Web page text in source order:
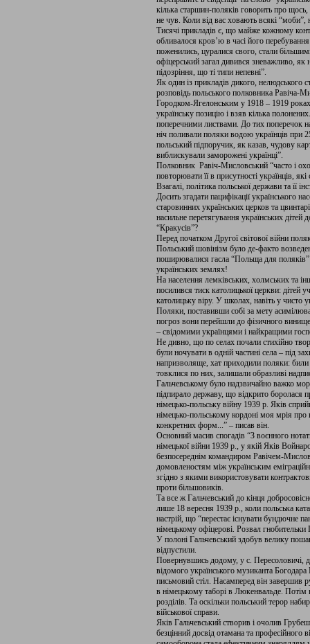
кілька старшин-поляків говорить про
не чув. Коли від вас ховають всякі “моби”,
Тисячі прикладів є, що майже кожному
обливалося кров’ю в часі його
поженились, цуралися свого, стали
офіцерський загал дивився зневажливо,
підозріння, що ті типи непевні”.
Як один із прикладів дикого, нелюдського
розповідь польського полковника Равіча-
Городком-Ягелонським у 1918 – 1919
українську позицію і взяв кілька
поперечними листвами. До тих поперечок
ніч поливали поляки водою українців при
польський підпоручик, як казав, чудову
виблискували заморожені українці”.
Полковник Равіч-Мисловський “часто і
повторювати її в присутності українців,
Взагалі, політика польської держави та її
Досить згадати пацифікації українського
старовинних українських церков та
насильне перетягування українських дітей
“Кракусів”?
Перед початком Другої світової війни
Польський шовінізм було де-факто
поширювалися гасла “Польща для
українських землях!
На населення лемківських, холмських та
посилився тиск католицької церкви: дітей
католицьку віру. У школах, навіть у чисто
Поляки, поставивши собі за мету
погроз вони перейшли до фізичного
– свідомими українцями і найкращими
Не дивно, що по селах почали стихійно
були ночувати в одній частині села – під
напризволяще, хат приходили поляки:
товклися по них, залишали образливі
Гальчевському було надзвичайно важко
підпирало державу, що відкрито боролася
німецько-польську війну 1939 р. Яків
німецько-польському кордоні моя мрія про
конкретних форм...” – писав він.
Основний масив спогадів “З воєнного
німецької війни 1939 р., у якій Яків
безпосереднім командиром Равічем-
домовленостям між українським
згідно з якими використовувати
проти більшовиків.
Та все ж Гальчевський до кінця
лише 18 вересня 1939 р., коли польська
настрій, що “перестає існувати бундючне
німецькому офіцерові. Розвал
У полоні Гальчевський здобув велику
відпустили.
Повернувшись додому, у с. Пересоловичі,
відомого українського музиканта
письмовий стіл. Насамперед він завершив
в німецькому таборі в Люкенвальде. Потім
розділів. Та оскільки польський терор
військової справи.
Яків Гальчевський створив і очолив
безцінний досвід отамана та професійного